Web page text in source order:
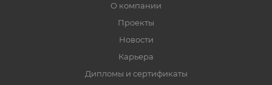
О компании
Проекты
Новости
Карьера
Дипломы и сертификаты